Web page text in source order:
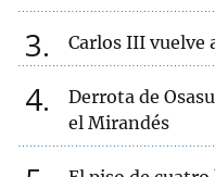
3 Carlos III vuelve
4
Derrota de
el Mirandés